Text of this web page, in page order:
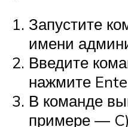
Запустите
имени
Введите
нажмите
В команде
примере —